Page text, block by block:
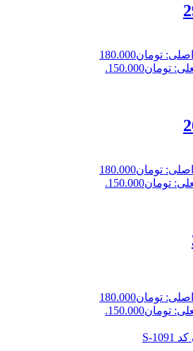
قیمت اصلی: تومان180.000
قیمت اصلی: تومان180.000
قیمت اصلی: تومان180.000